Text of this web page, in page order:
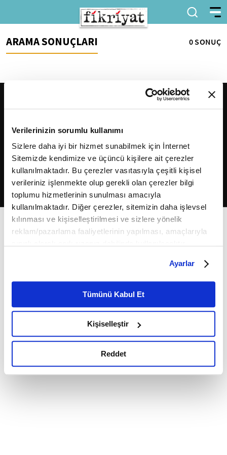
Verilerinizin sorumlu kullanımı
Sizlere daha iyi bir hizmet sunabilmek için İnternet
Sitemizde kendimize ve üçüncü kişilere ait çerezler
kullanılmaktadır. Bu çerezler vasıtasıyla çeşitli kişisel
verileriniz işlenmekte olup gerekli olan çerezler bilgi
toplumu hizmetlerinin sunulması amacıyla
kullanılmaktadır. Diğer çerezler, sitemizin daha işlevsel
kılınması ve kişiselleştirilmesi ve sizlere yönelik
reklam/pazarlama faaliyetlerinin yapılması, amaçlarıyla
belirleyebilirsiniz. Çerezlere ilişkin detaylı bilgi için
Ayarlar butonuna tıklayabilir,Çerez Bilgilendirme
Metnimizi ziyaret edebilirsiniz.
6698 sayılı Kişisel Verilerin Korunması Kanunu uyarınca
okumak ve sitemizi ziyaretiniz kapsamında
gerçekleştirilen veri işleme faaliyetleri ile ilgili daha
detaylı bilgi almak için lütfentıklayınız.
Ayarlar
Tümünü Kabul Et
Kişiselleştir
Reddet
ARAMA SONUÇLARI 0 SONUÇ
2026Fikriyat. Tüm hakları saklıdır.